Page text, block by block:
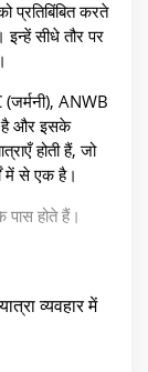
प्रतिबिंबित करते
सीधे तौर पर
ANWB
है और इसके
होती हैं, जो
में से एक है।
होते हैं।
व्यवहार में